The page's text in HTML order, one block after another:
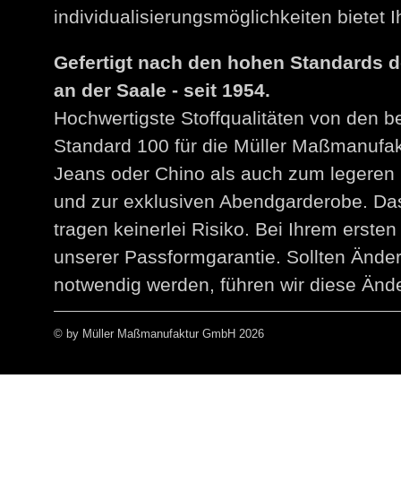
individualisierungsmöglichkeiten bietet
Gefertigt nach den hohen Standards
an der Saale - seit 1954.
Hochwertigste Stoffqualitäten von den
Standard 100 für die Müller
Jeans oder Chino als auch zum
und zur exklusiven Abendgarderobe.
tragen keinerlei Risiko. Bei Ihrem
unserer Passformgarantie. Sollten
notwendig werden, führen wir diese
© by Müller Maßmanufaktur GmbH 2026